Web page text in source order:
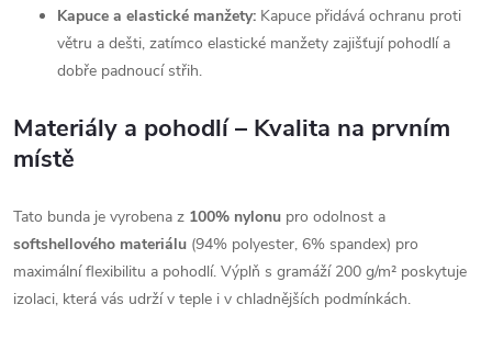
Kapuce a elastické manžety: Kapuce přidává ochranu proti
větru a dešti, zatímco elastické manžety zajišťují pohodlí a
dobře padnoucí střih.
Materiály a pohodlí – Kvalita na prvním
místě
Tato bunda je vyrobena z 100% nylonu pro odolnost a
softshellového materiálu (94% polyester, 6% spandex) pro
maximální flexibilitu a pohodlí. Výplň s gramáží 200 g/m² poskytuje
izolaci, která vás udrží v teple i v chladnějších podmínkách.